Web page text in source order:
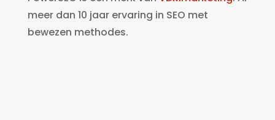
meer dan 10 jaar ervaring in SEO met
bewezen methodes.